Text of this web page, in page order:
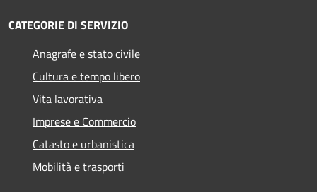
CATEGORIE DI SERVIZIO
Anagrafe e stato civile
Cultura e tempo libero
Vita lavorativa
Imprese e Commercio
Catasto e urbanistica
Mobilità e trasporti